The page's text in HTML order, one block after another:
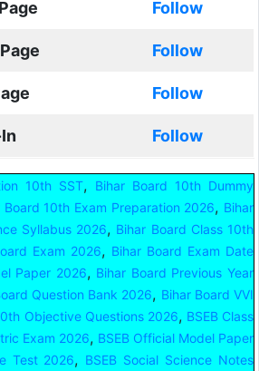
Follow
Follow
Follow
Follow
10th SST,
Bihar Board 10th Dummy
Board 10th Exam Preparation 2026, Bihar
Syllabus 2026, Bihar Board Class 10th
Exam 2026, Bihar Board Exam Date
Paper 2026, Bihar Board Previous Year
Question Bank 2026, Bihar Board VVI
Objective Questions 2026, BSEB Class
Exam 2026, BSEB Official Model Paper
Test 2026, BSEB Social Science Notes